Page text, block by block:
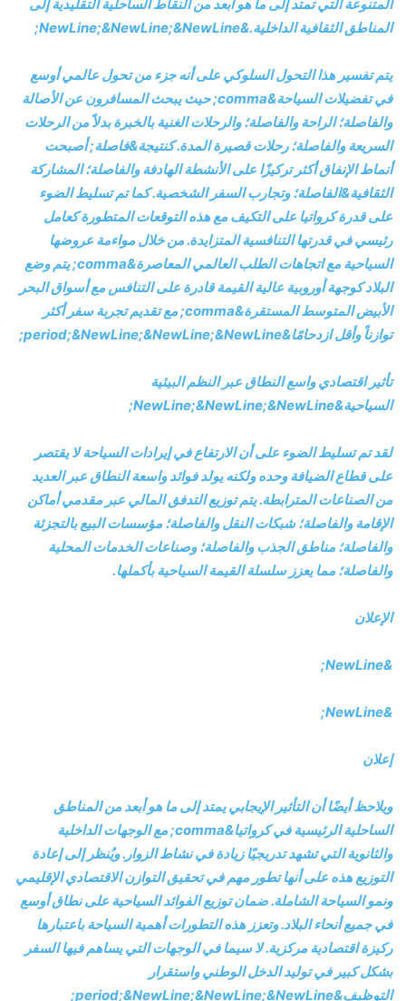
المتنوعة التي تمتد إلى ما هو أبعد من النقاط الساحلية التقليدية إلى
المناطق الثقافية الداخلية.&NewLine;&NewLine;&NewLine;
يتم تفسير هذا التحول السلوكي على أنه جزء من تحول عالمي أوسع
في تفضيلات السياحة&comma; حيث يبحث المسافرون عن الأصالة
والفاصلة؛ الراحة والفاصلة؛ والرحلات الغنية بالخبرة بدلاً من الرحلات
السريعة والفاصلة؛ رحلات قصيرة المدة. كنتيجة&فاصلة; أصبحت
أنماط الإنفاق أكثر تركيزًا على الأنشطة الهادفة والفاصلة؛ المشاركة
الثقافية&الفاصلة؛ وتجارب السفر الشخصية. كما تم تسليط الضوء
على قدرة كرواتيا على التكيف مع هذه التوقعات المتطورة كعامل
رئيسي في قدرتها التنافسية المتزايدة. من خلال مواءمة عروضها
السياحية مع اتجاهات الطلب العالمي المعاصرة&comma; يتم وضع
البلاد كوجهة أوروبية عالية القيمة قادرة على التنافس مع أسواق البحر
الأبيض المتوسط ​​​​المستقرة&comma; مع تقديم تجربة سفر أكثر
توازناً وأقل ازدحامًا&period;&NewLine;&NewLine;&NewLine;
تأثير اقتصادي واسع النطاق عبر النظم البيئية
السياحية&NewLine;&NewLine;&NewLine;
لقد تم تسليط الضوء على أن الارتفاع في إيرادات السياحة لا يقتصر
على قطاع الضيافة وحده ولكنه يولد فوائد واسعة النطاق عبر العديد
من الصناعات المترابطة. يتم توزيع التدفق المالي عبر مقدمي أماكن
الإقامة والفاصلة؛ شبكات النقل والفاصلة؛ مؤسسات البيع بالتجزئة
والفاصلة؛ مناطق الجذب والفاصلة؛ وصناعات الخدمات المحلية
والفاصلة؛ مما يعزز سلسلة القيمة السياحية بأكملها.
الإعلان
&NewLine;
&NewLine;
إعلان
ويلاحظ أيضًا أن التأثير الإيجابي يمتد إلى ما هو أبعد من المناطق
الساحلية الرئيسية في كرواتيا&comma; مع الوجهات الداخلية
والثانوية التي تشهد تدريجيًا زيادة في نشاط الزوار. ويُنظر إلى إعادة
التوزيع هذه على أنها تطور مهم في تحقيق التوازن الاقتصادي الإقليمي
ونمو السياحة الشاملة. ضمان توزيع الفوائد السياحية على نطاق أوسع
في جميع أنحاء البلاد. وتعزز هذه التطورات أهمية السياحة باعتبارها
ركيزة اقتصادية مركزية. لا سيما في الوجهات التي يساهم فيها السفر
بشكل كبير في توليد الدخل الوطني واستقرار
التوظيف&period;&NewLine;&NewLine;&NewLine;